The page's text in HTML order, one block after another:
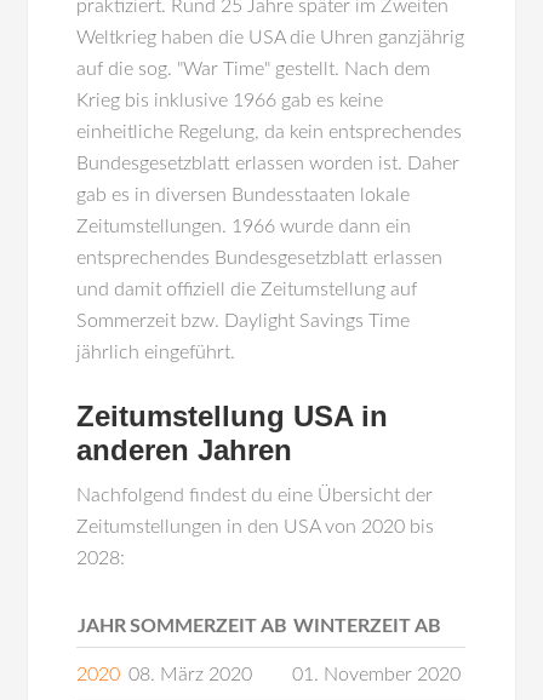
praktiziert. Rund 25 Jahre später im Zweiten
Weltkrieg haben die USA die Uhren ganzjährig
auf die sog. "War Time" gestellt. Nach dem
Krieg bis inklusive 1966 gab es keine
einheitliche Regelung, da kein entsprechendes
Bundesgesetzblatt erlassen worden ist. Daher
gab es in diversen Bundesstaaten lokale
Zeitumstellungen. 1966 wurde dann ein
entsprechendes Bundesgesetzblatt erlassen
und damit offiziell die Zeitumstellung auf
Sommerzeit bzw. Daylight Savings Time
jährlich eingeführt.
Zeitumstellung USA in
anderen Jahren
Nachfolgend findest du eine Übersicht der
Zeitumstellungen in den USA von 2020 bis
2028:
JAHR SOMMERZEIT AB WINTERZEIT AB
2020 08. März 2020 01. November 2020